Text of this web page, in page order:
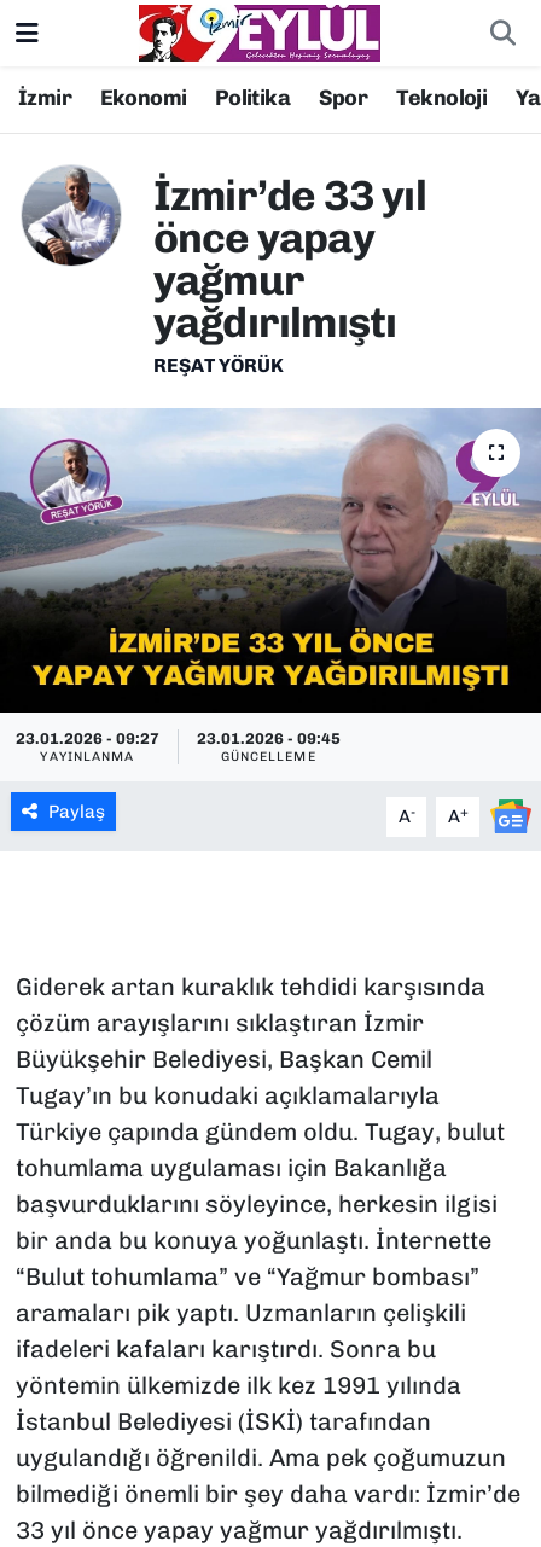
İzmir Ekonomi Politika Spor Teknoloji
İzmir’de 33 yıl
önce yapay
yağmur
yağdırılmıştı
REŞAT YÖRÜK
23.01.2026 - 09:27
YAYINLANMA
23.01.2026 - 09:45
GÜNCELLEME
Paylaş A- A+
Giderek artan kuraklık tehdidi karşısında
çözüm arayışlarını sıklaştıran İzmir
Büyükşehir Belediyesi, Başkan Cemil
Tugay’ın bu konudaki açıklamalarıyla
Türkiye çapında gündem oldu. Tugay, bulut
tohumlama uygulaması için Bakanlığa
başvurduklarını söyleyince, herkesin ilgisi
bir anda bu konuya yoğunlaştı. İnternette
“Bulut tohumlama” ve “Yağmur bombası”
aramaları pik yaptı. Uzmanların çelişkili
ifadeleri kafaları karıştırdı. Sonra bu
yöntemin ülkemizde ilk kez 1991 yılında
İstanbul Belediyesi (İSKİ) tarafından
uygulandığı öğrenildi. Ama pek çoğumuzun
bilmediği önemli bir şey daha vardı: İzmir’de
33 yıl önce yapay yağmur yağdırılmıştı.
Resmi İlanlar
DÜNYA
EKONOMİ
MAGAZİN
POLİTİKA
SAĞLIK
SPOR
TEKNOLOJİ
YEREL YÖNETİMLER
Konak Nöbetçi Eczaneler
Konak Trafik Yoğunluk Haritası
Süper Lig Puan Durumu ve Fikstür
Tüm Manşetler
Haber Arşivi